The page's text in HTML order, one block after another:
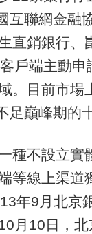
互聯網金融
直銷銀行、
戶端主動申
。目前市場
足巔峰期的
不設立實
等線上渠道
年9月北京
月10日，